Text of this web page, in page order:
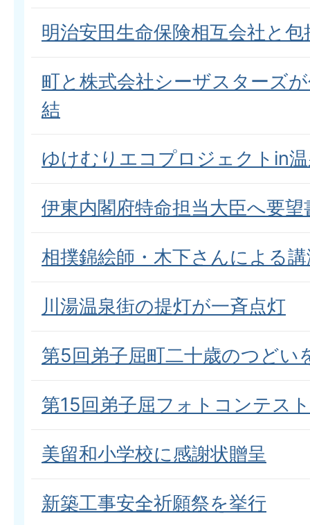
明治安田生命保険相互会社と
町と株式会社シーザスターズ
結
ゆけむりエコプロジェクトin
伊東内閣府特命担当大臣へ要望
相撲錦絵師・木下さんによる
川湯温泉街の提灯が一斉点灯
第5回弟子屈町二十歳のつどい
第15回弟子屈フォトコンテス
美留和小学校に感謝状贈呈
新築工事安全祈願祭を挙行